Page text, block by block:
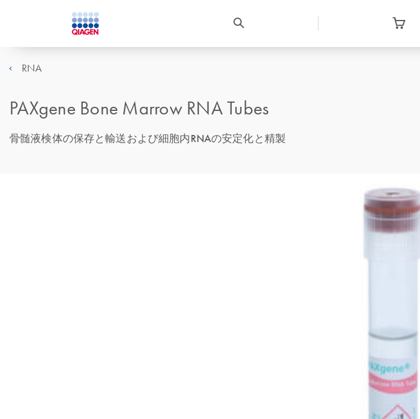
RNA
PAXgene Bone Marrow RNA Tubes
骨髄液検体の保存と輸送および細胞内RNAの安定化と精製